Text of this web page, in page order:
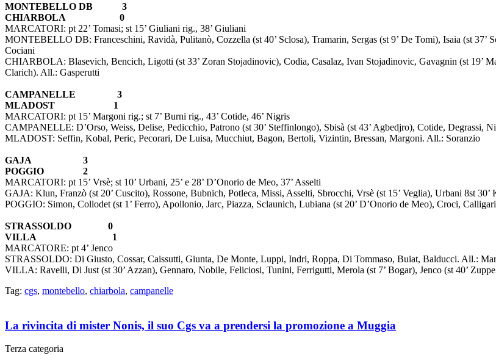
MONTEBELLO DB 3
CHIARBOLA 0
MARCATORI: pt 22’ Tomasi; st 15’ Giuliani rig., 38’ Giuliani
MONTEBELLO DB: Franceschini, Ravidà, Pulitanò, Cozzella (st 40’ Sclosa), Tramarin, Sergas (st 9’ De Tomi), Isaia (st
Cociani
CHIARBOLA: Blasevich, Bencich, Ligotti (st 33’ Zoran Stojadinovic), Codia, Casalaz, Ivan Stojadinovic, Gavagnin (st 19’
Clarich). All.: Gasperutti
CAMPANELLE 3
MLADOST 1
MARCATORI: pt 15’ Margoni rig.; st 7’ Burni rig., 43’ Cotide, 46’ Nigris
CAMPANELLE: D’Orso, Weiss, Delise, Pedicchio, Patrono (st 30’ Steffinlongo), Sbisà (st 43’ Agbedjro), Cotide, Degrassi,
MLADOST: Seffin, Kobal, Peric, Pecorari, De Luisa, Mucchiut, Bagon, Bertoli, Vizintin, Bressan, Margoni. All.: Soranzio
GAJA 3
POGGIO 2
MARCATORI: pt 15’ Vrsè; st 10’ Urbani, 25’ e 28’ D’Onorio de Meo, 37’ Asselti
GAJA: Klun, Franzò (st 20’ Cuscito), Rossone, Bubnich, Potleca, Missi, Asselti, Sbrocchi, Vrsè (st 15’ Veglia), Urbani 8st
POGGIO: Simon, Collodet (st 1’ Ferro), Apollonio, Jarc, Piazza, Sclaunich, Lubiana (st 20’ D’Onorio de Meo), Croci,
STRASSOLDO 0
VILLA 1
MARCATORE: pt 4’ Jenco
STRASSOLDO: Di Giusto, Cossar, Caissutti, Giunta, De Monte, Luppi, Indri, Roppa, Di Tommaso, Buiat, Balducci. All.:
VILLA: Ravelli, Di Just (st 30’ Azzan), Gennaro, Nobile, Feliciosi, Tunini, Ferrigutti, Merola (st 7’ Bogar), Jenco (st 40’
Tag: cgs, montebello, chiarbola, campanelle
La rivincita di mister Nonis, il suo Cgs va a prendersi la promozione a Muggia
Terza categoria